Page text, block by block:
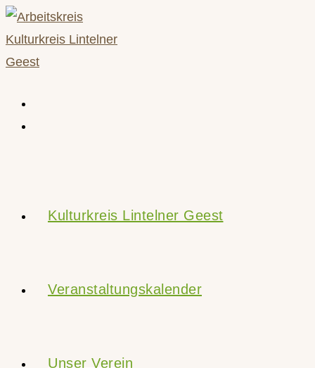
Zum
Inhalt
springen
Kulturkreis Lintelner Geest
Veranstaltungskalender
Unser Verein